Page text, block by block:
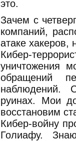
это.
Зачем с
компаний,
атаке хакеров,
Кибер-
уничтожения
обращений
наблюдений.
руинах. Мои
восстановим
Кибер-войну
Голиафу.